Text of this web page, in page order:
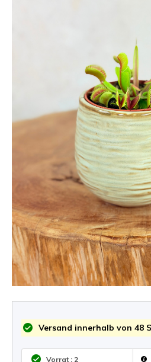
Versand innerhalb von 48
Vorrat : 2